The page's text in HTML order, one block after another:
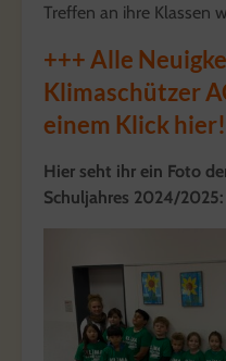
Treffen an ihre Klassen
+++ Alle
Klimaschützer
einem Klick
Hier seht ihr ein Foto
Schuljahres 2024/2025: